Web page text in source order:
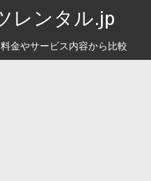
レンタル.jp
金やサービス内容から比較